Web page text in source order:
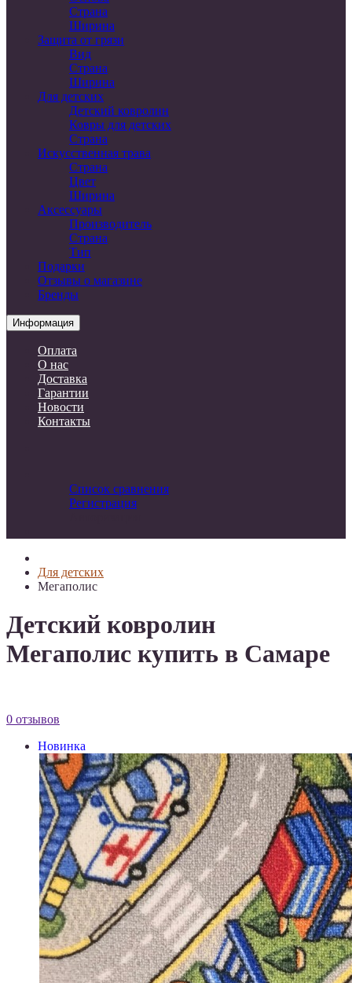
Страна
Ширина
Защита от грязи
Вид
Страна
Ширина
Для детских
Детский ковролин
Ковры для детских
Страна
Искусственная трава
Страна
Цвет
Ширина
Аксессуары
Производитель
Страна
Тип
Подарки
Отзывы о магазине
Бренды
Информация
Оплата
О нас
Доставка
Гарантии
Новости
Контакты
Список сравнения
Регистрация
Для детских
Мегаполис
Детский ковролин
Мегаполис купить в Самаре
0 отзывов
Новинка